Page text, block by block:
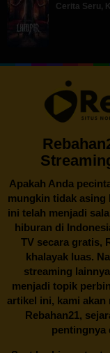
Cerita Seru,
Apakah Anda
mungkin tidak asing
ini telah menjadi
hiburan di
TV secara gratis,
khalayak luas.
streaming
menjadi topik
artikel ini, kami akan
Rebahan21,
pentingnya